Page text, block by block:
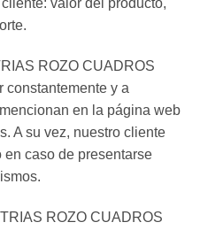
valor del producto,
ROZO CUADROS
constantemente y a
en la página web
A su vez, nuestro cliente
en caso de presentarse
ROZO CUADROS